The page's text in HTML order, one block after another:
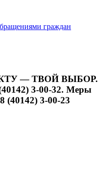
граждан
— ТВОЙ ВЫБОР.
3-00-32. Меры
(40142) 3-00-23